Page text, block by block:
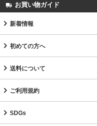
お買い物ガイド
新着情報
初めての方へ
送料について
ご利用規約
SDGs